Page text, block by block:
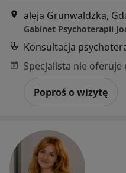
aleja Grunwaldzka,
Gabinet Psychoterapii
Konsultacja
Poproś o wizytę